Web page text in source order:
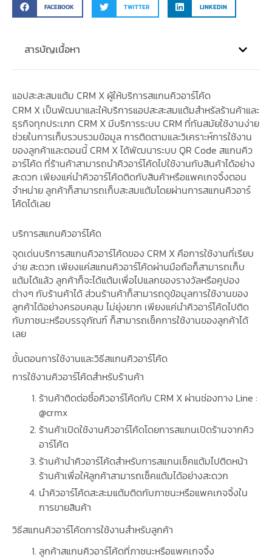
FACEBOOK TWITTER LINKEDIN
สารบัญเนื้อหา
แอปสะสะสมแต้ม CRM X ผู้ให้บริการสแกนคิวอาร์โค้ด
CRM X เป็นพัฒนาและให้บริการแอปสะสะสมแต้มสำหรัลร้านค้าและ
ธุรกิจทุกประเภท CRM X มีบริการระบบ CRM ที่ทันสมัยใช้งานง่าย
ช่วยในการเก็บรวบรวมข้อมูล การติดตามและวิเคราะห์การใช้งาน
ของลูกค้าและตอนนี้ CRM X ได้พัฒนาระบบ QR Code สแกนคิว
อาร์โค้ด ที่ร้านค้าสามารถนำคิวอาร์โค้ดไปใช้งานกับสินค้าได้อย่าง
สะดวก เพียงแค่นำคิวอาร์โค้ดติดกับสินค้าหรือแพคเกจจิ้งตอน
จำหน่าย ลูกค้าก็สามารถเก็บสะสมแต้มโดยผ่านการสแกนคิวอาร์
โค้ดได้เลย
บริการสแกนคิวอาร์โค้ด
จุดเด่นบริการสแกนคิวอาร์โค้ดของ CRM X คือการใช้งานที่เรียบ
ง่าย สะดวก เพียงแค่สแกนคิวอาร์โค้ดผ่านมือถือก็สามารถเก็บ
แต้มได้แล้ว ลูกค้าก็จะได้แต้มเพื่อไปแลกของรางวัลหรือคูปอง
ต่างๆ กับร้านค้าได้ ส่วนร้านค้าก็สามารถดูข้อมูลการใช้งานของ
ลูกค้าได้อย่างครอบคลุม ไม่ยุ่งยาก เพียงแค่นำคิวอาร์โค้ดไปติด
กับภาชนะหรือบรรจุภัณฑ์ ก็สามารถเช็คการใช้งานของลูกค้าได้
เลย
ขั้นตอนการใช้งานและวิธีสแกนคิวอาร์โค้ด
การใช้งานคิวอาร์โค้ดสำหรับร้านค้า
ร้านค้าติดต่อซื้อคิวอาร์โค้ดกับ CRM X ผ่านช่องทาง Line :
@crmx
ร้านค้าเปิดใช้งานคิวอาร์โค้ดโดยการสแกนเปิดร้านจากคิว
อาร์โค้ด
ร้านค้านำคิวอาร์โค้ดสำหรับการสแกนเช็คแต้มไปติดหน้า
ร้านค้าเพื่อให้ลูกค้าสามารถเช็คแต้มได้อย่างสะดวก
นำคิวอาร์โค้ดสะสะมแต้มติดกับภาชนะหรือแพคเกจจิ้งใน
การขายสินค้า
วิธีสแกนคิวอาร์โค้ดการใช้งานสำหรับลูกค้า
ลูกค้าสแกนคิวอาร์โค้ดที่ภาชนะหรือแพคเกจจิ้ง